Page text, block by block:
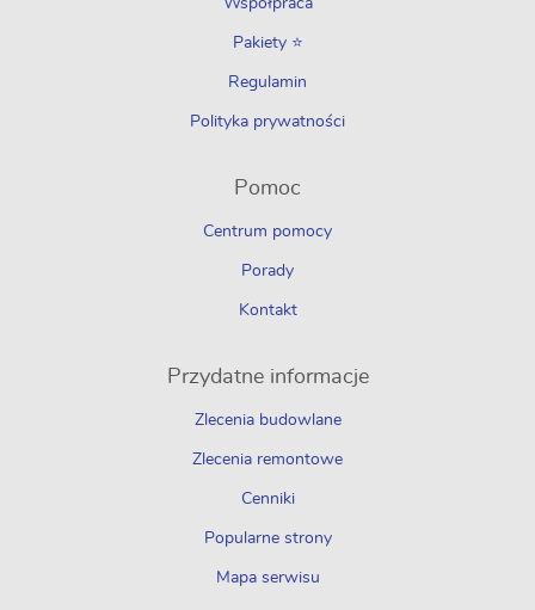
Współpraca
Pakiety ⭐
Regulamin
Polityka prywatności
Pomoc
Centrum pomocy
Porady
Kontakt
Przydatne informacje
Zlecenia budowlane
Zlecenia remontowe
Cenniki
Popularne strony
Mapa serwisu